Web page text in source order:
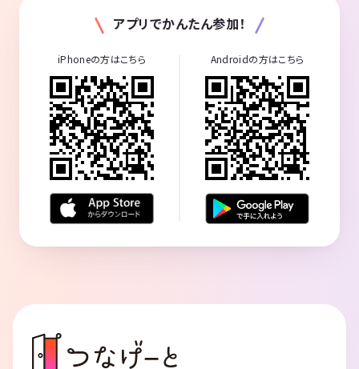
アプリでかんたん参加！
iPhoneの方はこちら Androidの方はこちら